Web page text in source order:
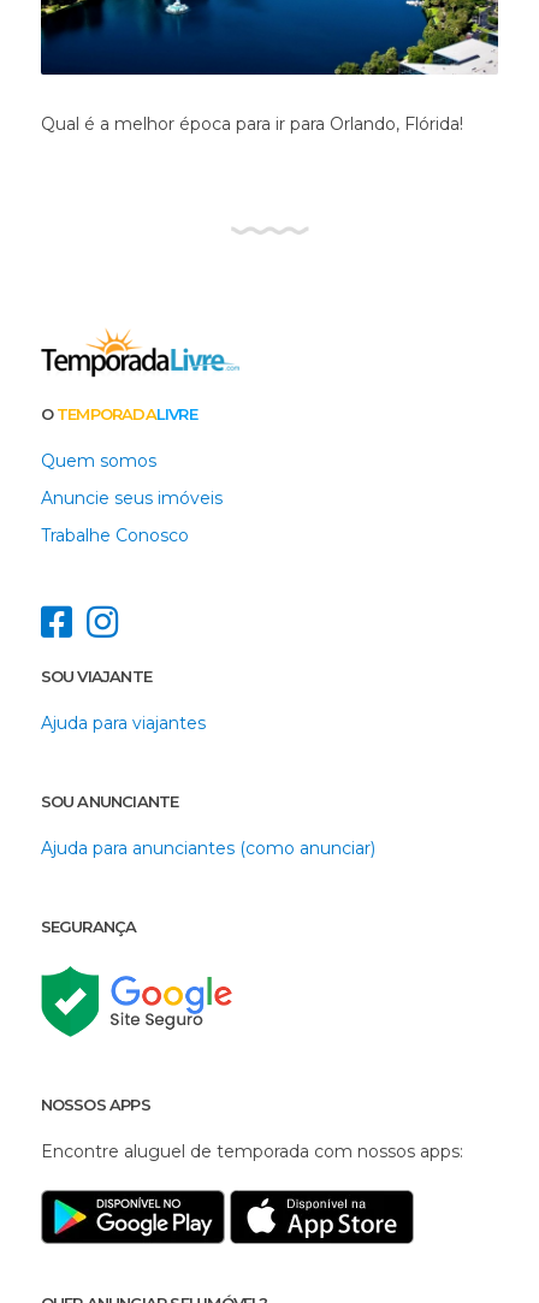
Qual é a melhor época para ir para Orlando, Flórida!
OTEMPORADALIVRE
Quem somos
Anuncie seus imóveis
Trabalhe Conosco
SOU VIAJANTE
Ajuda para viajantes
SOU ANUNCIANTE
Ajuda para anunciantes (como anunciar)
SEGURANÇA
NOSSOS APPS
Encontre aluguel de temporada com nossos apps: